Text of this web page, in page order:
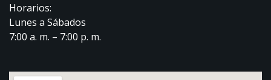
Horarios:
Lunes a Sábados
7:00 a. m. – 7:00 p. m.